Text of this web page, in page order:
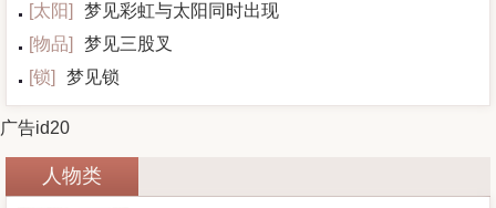
[太阳]
梦见彩虹与太阳同时出现
[物品]
梦见三股叉
[锁] 梦见锁
广告id20
人物类